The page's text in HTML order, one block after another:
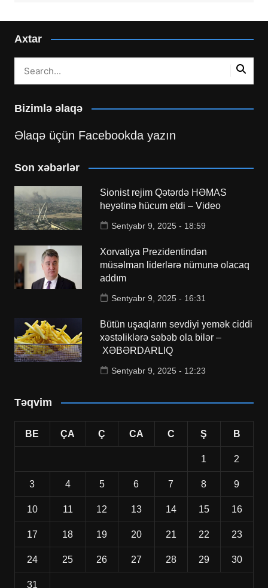
Axtar
Bizimlə əlaqə
Əlaqə üçün Facebookda yazın
Son xəbərlər
Sionist rejim Qətərdə HƏMAS
heyətinə hücum etdi – Video
Sentyabr 9, 2025 - 18:59
Xorvatiya Prezidentindən
müsəlman liderlərə nümunə olacaq
addım
Sentyabr 9, 2025 - 16:31
Bütün uşaqların sevdiyi yemək ciddi
xəstəliklərə səbəb ola bilər –
XƏBƏRDARLIQ
Sentyabr 9, 2025 - 12:23
Təqvim
BE ÇA Ç CA C Ş B
1 2
3 4 5 6 7 8 9
10 11 12 13 14 15 16
17 18 19 20 21 22 23
24 25 26 27 28 29 30
31